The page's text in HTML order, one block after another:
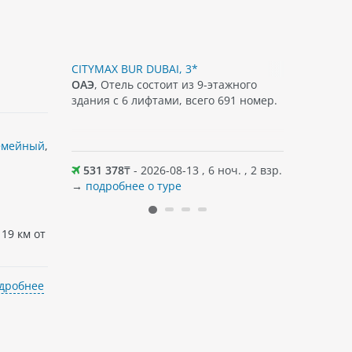
,
км от
лифта.
, 2 взр.
CITYMAX BUR DUBAI, 3*
ОАЭ, Отель состоит из 9-этажного
здания с 6 лифтами, всего 691 номер.
531 378₸ - 2026-08-13 , 6 ноч. , 2 взр.
→ подробнее о туре